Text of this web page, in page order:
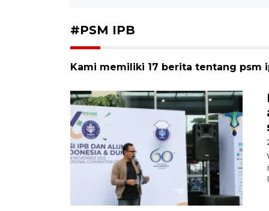
#PSM IPB
Kami memiliki 17 berita tentang psm